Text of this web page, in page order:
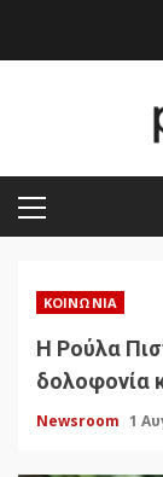
PRIMARY
MENU
ΚΟΙΝΩΝΊΑ
Η Ρούλα
δολοφονία
Newsroom 1